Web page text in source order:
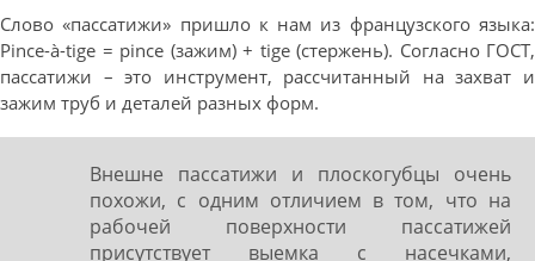
Слово «пассатижи» пришло к нам из французского языка:
Pince-à-tige = pince (зажим) + tige (стержень). Согласно ГОСТ,
пассатижи – это инструмент, рассчитанный на захват и
зажим труб и деталей разных форм.
Внешне пассатижи и плоскогубцы очень
похожи, с одним отличием в том, что на
рабочей поверхности пассатижей
присутствует выемка с насечками,